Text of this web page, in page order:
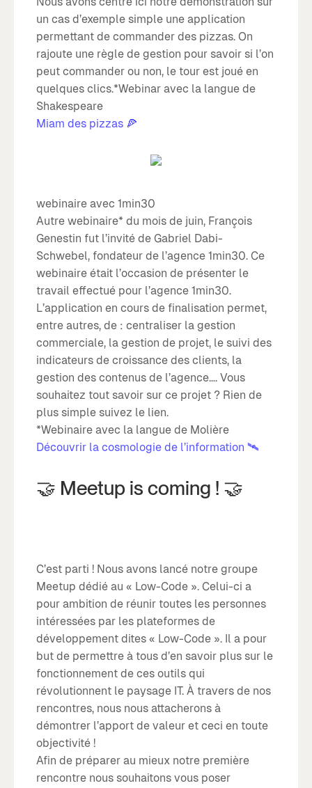
un cas d’exemple simple une application
permettant de commander des pizzas. On
rajoute une règle de gestion pour savoir si l’on
peut commander ou non, le tour est joué en
quelques clics.*Webinar avec la langue de
Shakespeare
Miam des pizzas 🍕
webinaire avec 1min30
Autre webinaire* du mois de juin, François
Genestin fut l’invité de Gabriel Dabi-
Schwebel, fondateur de l’agence 1min30. Ce
webinaire était l’occasion de présenter le
travail effectué pour l’agence 1min30.
L’application en cours de finalisation permet,
entre autres, de : centraliser la gestion
commerciale, la gestion de projet, le suivi des
indicateurs de croissance des clients, la
gestion des contenus de l’agence…. Vous
souhaitez tout savoir sur ce projet ? Rien de
plus simple suivez le lien.
*Webinaire avec la langue de Molière
Découvrir la cosmologie de l’information 🛰
🤝 Meetup is coming ! 🤝
C’est parti ! Nous avons lancé notre groupe
Meetup dédié au « Low-Code ». Celui-ci a
pour ambition de réunir toutes les personnes
intéressées par les plateformes de
développement dites « Low-Code ». Il a pour
but de permettre à tous d’en savoir plus sur le
fonctionnement de ces outils qui
révolutionnent le paysage IT. À travers de nos
rencontres, nous nous attacherons à
démontrer l’apport de valeur et ceci en toute
objectivité !
Afin de préparer au mieux notre première
rencontre nous souhaitons vous poser